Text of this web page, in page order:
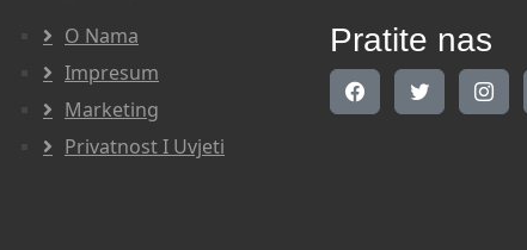
O Nama
Impresum
Marketing
Privatnost I Uvjeti
Pratite nas